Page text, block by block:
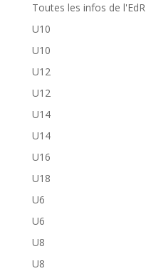
Toutes les infos de l'EdR
U10
U10
U12
U12
U14
U14
U16
U18
U6
U6
U8
U8